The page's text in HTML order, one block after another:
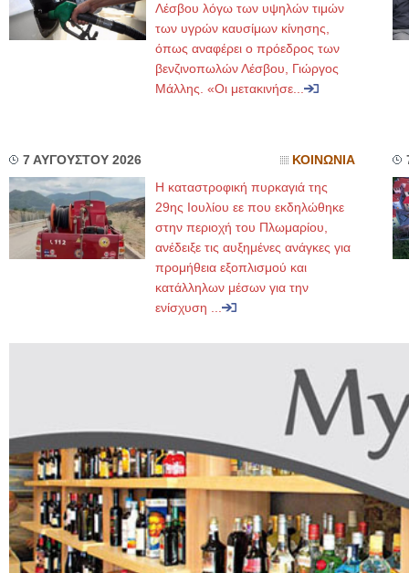
Λέσβου λόγω των υψηλών τιμών
των υγρών καυσίμων κίνησης,
όπως αναφέρει ο πρόεδρος των
βενζινοπωλών Λέσβου, Γιώργος
Μάλλης. «Οι μετακινήσε...
7 ΑΥΓΟΥΣΤΟΥ 2026 ΚΟΙΝΩΝΙΑ
Η καταστροφική πυρκαγιά της
29ης Ιουλίου εε που εκδηλώθηκε
στην περιοχή του Πλωμαρίου,
ανέδειξε τις αυξημένες ανάγκες για
προμήθεια εξοπλισμού και
κατάλληλων μέσων για την
ενίσχυση ...